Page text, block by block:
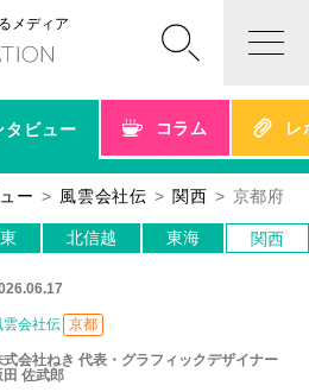
メディア
タビュー コラム レ
ー 風雲会社伝 関西 京都府
北信越 東海 関西
雲会社伝 京都
式会社ねき 代表・グラフィックデザイナー
田 佐武郎